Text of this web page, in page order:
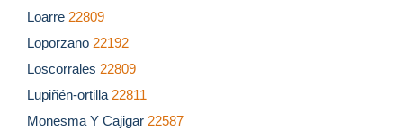
Loarre 22809
Loporzano 22192
Loscorrales 22809
Lupiñén-ortilla 22811
Monesma Y Cajigar 22587